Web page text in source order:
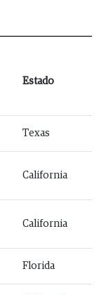
Estado
Texas
California
California
Florida